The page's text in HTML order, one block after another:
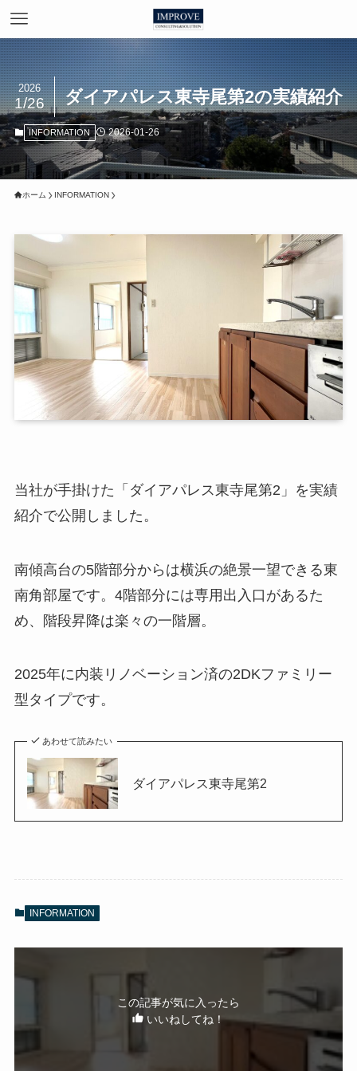
ダイアパレス東寺尾第2の実績紹介
2026
1/26
INFORMATION 2026-01-26
ホーム INFORMATION
当社が手掛けた「ダイアパレス東寺尾第2」を実績
紹介で公開しました。
南傾高台の5階部分からは横浜の絶景一望できる東
南角部屋です。4階部分には専用出入口があるた
め、階段昇降は楽々の一階層。
2025年に内装リノベーション済の2DKファミリー
型タイプです。
あわせて読みたい
ダイアパレス東寺尾第2
INFORMATION
この記事が気に入ったら
いいねしてね！